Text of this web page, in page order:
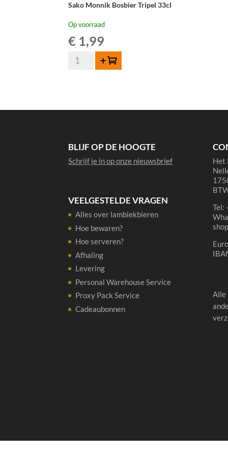
Sako Monnik Bosbier Tripel 33cl
Op voorraad
€ 1,99
Sako
Toevoegen
BLIJF OP DE HOOGTE
Schrijf je in op onze nieuwsbrief
VEELGESTELDE VRAGEN
Alles over lambiekbieren
Hoe bewaren?
Hoe serveren?
Afhaling
Levering
Personal Warehouse Service
Proxy Pack Service
Cadeaubonnen
Het
Tel:
Alle